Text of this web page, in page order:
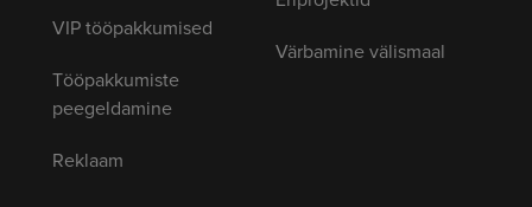
VIP tööpakkumised
Tööpakkumiste
peegeldamine
Reklaam
Värbamine välismaal